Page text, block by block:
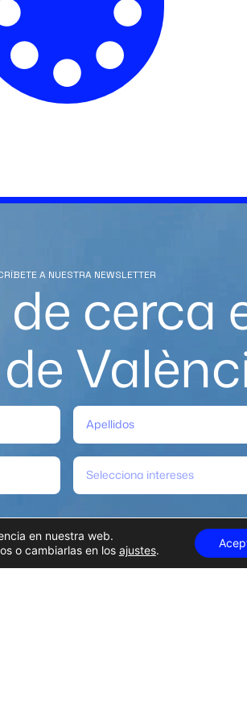
A NUESTRA NEWSLETTER
cerca
Selecciona intereses
Suscribirme
en nuestra web.
o cambiarlas en los ajustes.